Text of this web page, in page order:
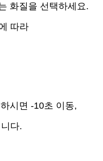
화질을 선택하세요.
따라
시면 -10초 이동,
다.